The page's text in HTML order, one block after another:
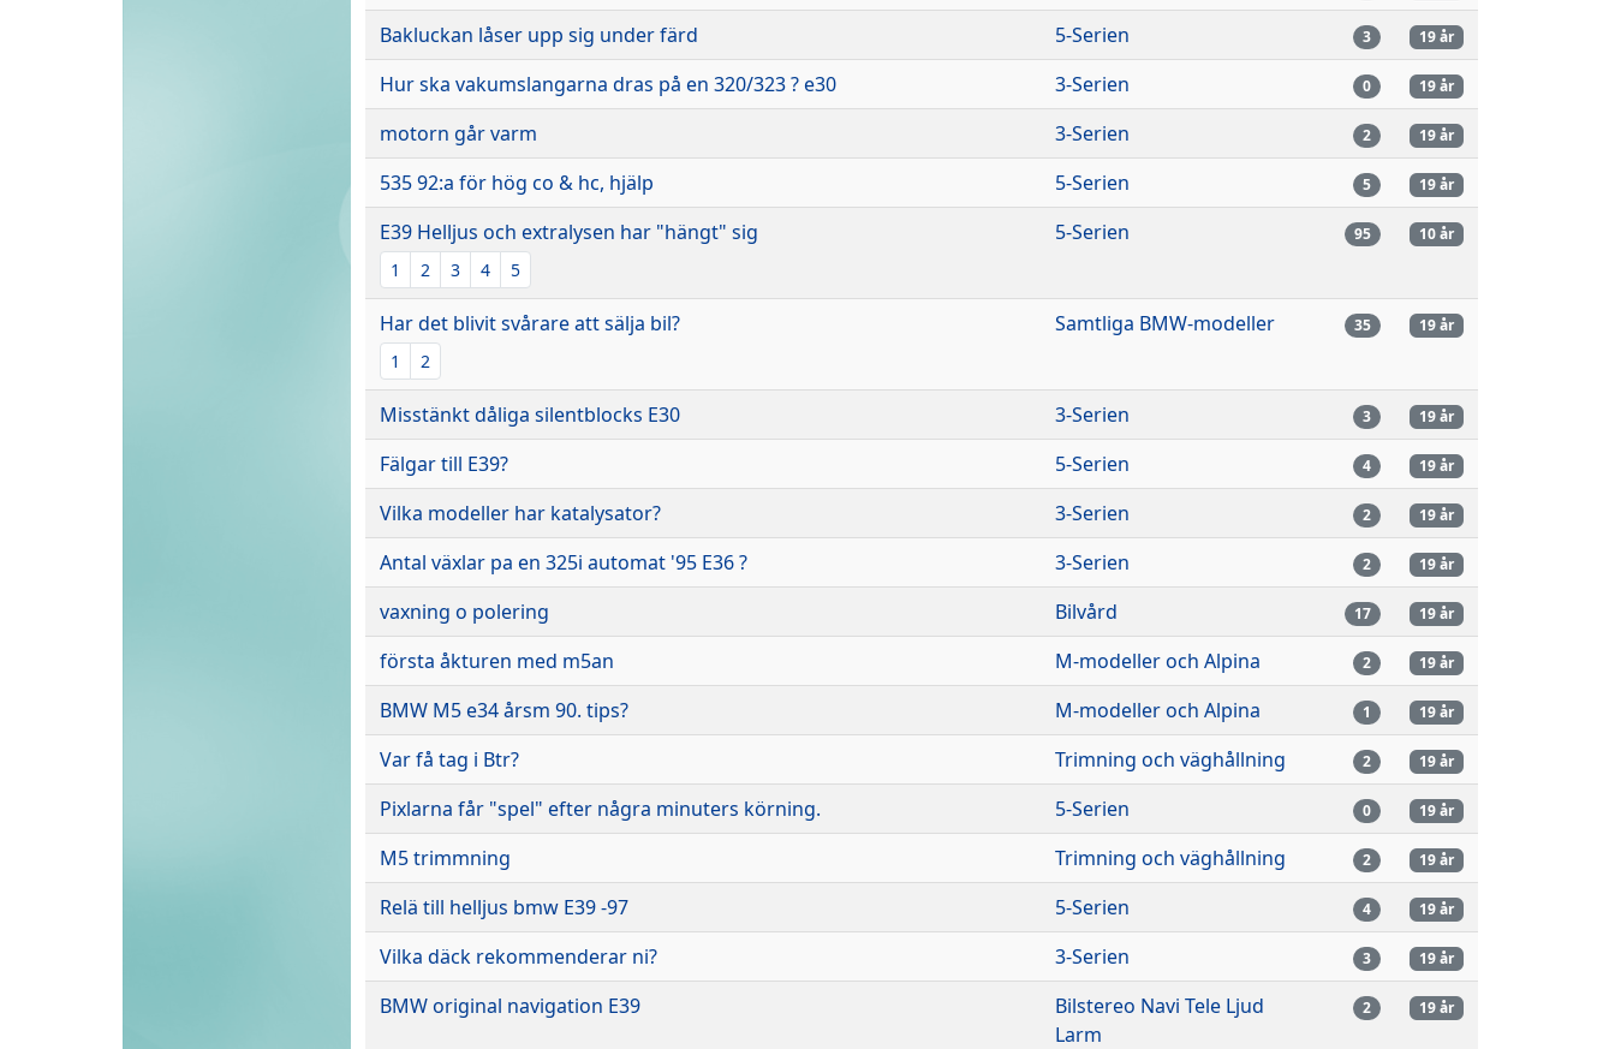
Bakluckan låser upp sig under färd 5-Serien 3 19 år
Hur ska vakumslangarna dras på en 320/323 ? e30 3-Serien 0 19 år
motorn går varm 3-Serien 2 19 år
535 92:a för hög co & hc, hjälp 5-Serien 5 19 år
E39 Helljus och extralysen har "hängt" sig
1 2 3 4 5
5-Serien 95 10 år
Har det blivit svårare att sälja bil?
1 2
Samtliga BMW-modeller 35 19 år
Misstänkt dåliga silentblocks E30 3-Serien 3 19 år
Fälgar till E39? 5-Serien 4 19 år
Vilka modeller har katalysator? 3-Serien 2 19 år
Antal växlar pa en 325i automat '95 E36 ? 3-Serien 2 19 år
vaxning o polering Bilvård 17 19 år
första åkturen med m5an M-modeller och Alpina 2 19 år
BMW M5 e34 årsm 90. tips? M-modeller och Alpina 1 19 år
Var få tag i Btr? Trimning och väghållning 2 19 år
Pixlarna får "spel" efter några minuters körning. 5-Serien 0 19 år
M5 trimmning Trimning och väghållning 2 19 år
Relä till helljus bmw E39 -97 5-Serien 4 19 år
Vilka däck rekommenderar ni? 3-Serien 3 19 år
BMW original navigation E39
Bilstereo Navi Tele Ljud
Larm
2 19 år